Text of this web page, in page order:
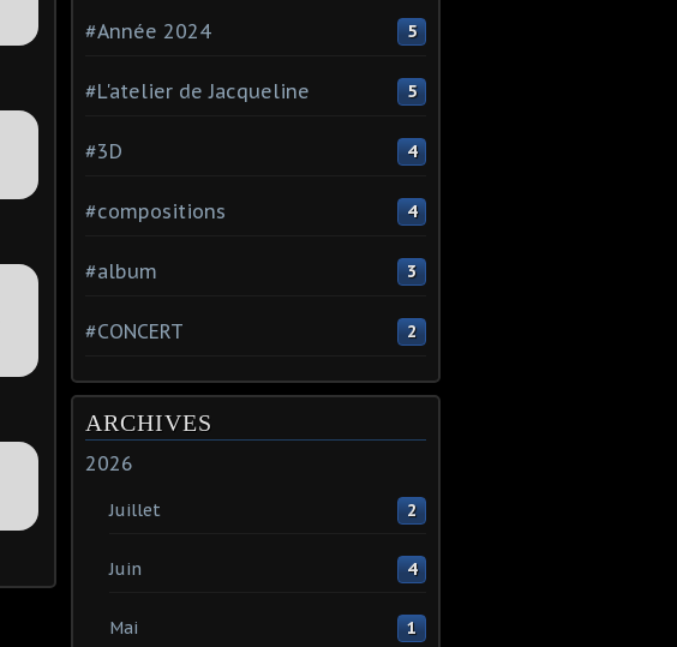
#Année 2024 5
#L'atelier de Jacqueline 5
#3D 4
#compositions 4
#album 3
#CONCERT 2
ARCHIVES
2026
Juillet 2
Juin 4
Mai 1